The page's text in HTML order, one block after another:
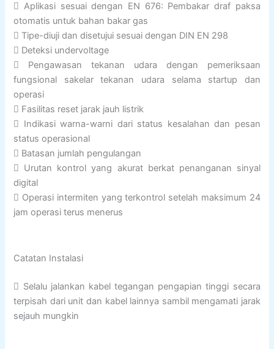
 Aplikasi sesuai dengan EN 676: Pembakar draf paksa
otomatis untuk bahan bakar gas
 Tipe-diuji dan disetujui sesuai dengan DIN EN 298
 Deteksi undervoltage
 Pengawasan tekanan udara dengan pemeriksaan
fungsional sakelar tekanan udara selama startup dan
operasi
 Fasilitas reset jarak jauh listrik
 Indikasi warna-warni dari status kesalahan dan pesan
status operasional
 Batasan jumlah pengulangan
 Urutan kontrol yang akurat berkat penanganan sinyal
digital
 Operasi intermiten yang terkontrol setelah maksimum 24
jam operasi terus menerus
Catatan Instalasi
 Selalu jalankan kabel tegangan pengapian tinggi secara
terpisah dari unit dan kabel lainnya sambil mengamati jarak
sejauh mungkin